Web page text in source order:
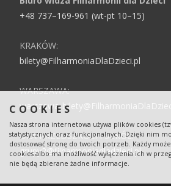
COOKIES
Nasza strona internetowa używa plików cookies
statystycznych oraz funkcjonalnych. Dzięki nim
dostosować stronę do twoich potrzeb. Każdy
cookies albo ma możliwość wyłączenia ich w
nie będą zbierane żadne informacje.
+48 737–169-961 (wt-pt 10–15)
KRAKÓW:
bilety@FilharmoniaDlaDzieci.pl
WARSZAWA:
warszawa-
DLA PRZEDSZKOLI I SZKÓŁ:
grupy2@filharmoniadladzieci.pl